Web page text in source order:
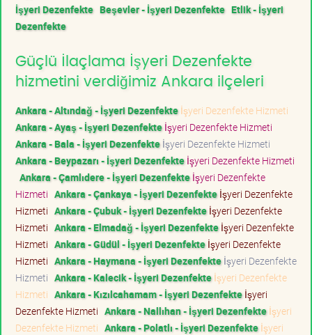
İşyeri Dezenfekte Beşevler - İşyeri Dezenfekte Etlik - İşyeri
Dezenfekte
Güçlü İlaçlama İşyeri Dezenfekte
hizmetini verdiğimiz Ankara ilçeleri
Ankara - Altındağ - İşyeri Dezenfekteİşyeri Dezenfekte Hizmeti
Ankara - Ayaş - İşyeri Dezenfekteİşyeri Dezenfekte Hizmeti
Ankara - Bala - İşyeri Dezenfekteİşyeri Dezenfekte Hizmeti
Ankara - Beypazarı - İşyeri Dezenfekteİşyeri Dezenfekte Hizmeti
Ankara - Çamlıdere - İşyeri Dezenfekteİşyeri Dezenfekte
Hizmeti Ankara - Çankaya - İşyeri Dezenfekteİşyeri Dezenfekte
Hizmeti Ankara - Çubuk - İşyeri Dezenfekteİşyeri Dezenfekte
Hizmeti Ankara - Elmadağ - İşyeri Dezenfekteİşyeri Dezenfekte
Hizmeti Ankara - Güdül - İşyeri Dezenfekteİşyeri Dezenfekte
Hizmeti Ankara - Haymana - İşyeri Dezenfekteİşyeri Dezenfekte
Hizmeti Ankara - Kalecik - İşyeri Dezenfekteİşyeri Dezenfekte
Hizmeti Ankara - Kızılcahamam - İşyeri Dezenfekteİşyeri
Dezenfekte Hizmeti Ankara - Nallıhan - İşyeri Dezenfekteİşyeri
Dezenfekte Hizmeti Ankara - Polatlı - İşyeri Dezenfekteİşyeri